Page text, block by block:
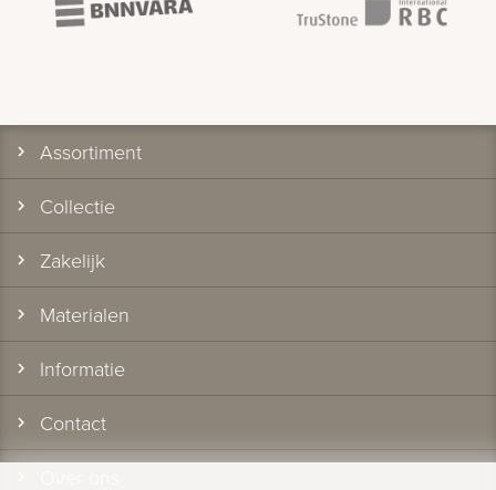
Assortiment
Collectie
Zakelijk
Materialen
Informatie
Contact